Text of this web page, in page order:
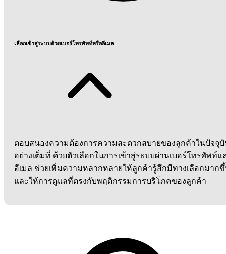
เลือกเข้าสู่ระบบด้วยเบอร์โทรศัพท์หรืออีเมล
ตอบสนองความต้องการความสะดวกสบายของลูกค้าในปัจจุ
อย่างเต็มที่ ด้วยตัวเลือกในการเข้าสู่ระบบผ่านเบอร์โทรศัพท์แ
อีเมล ช่วยเพิ่มความหลากหลายให้ลูกค้ารู้สึกมีทางเลือกมาก
และให้การดูแลที่ตรงกับพฤติกรรมการบริโภคของลูกค้า